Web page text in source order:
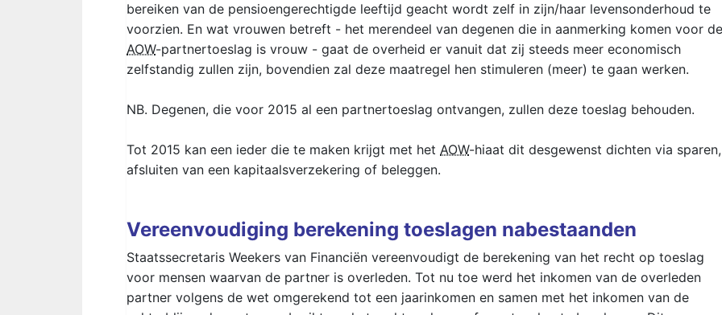
bereiken van de pensioengerechtigde leeftijd geacht wordt zelf in zijn/haar levensonderhoud te
voorzien. En wat vrouwen betreft - het merendeel van degenen die in aanmerking komen voor de
AOW-partnertoeslag is vrouw - gaat de overheid er vanuit dat zij steeds meer economisch
zelfstandig zullen zijn, bovendien zal deze maatregel hen stimuleren (meer) te gaan werken.
NB. Degenen, die voor 2015 al een partnertoeslag ontvangen, zullen deze toeslag behouden.
Tot 2015 kan een ieder die te maken krijgt met het AOW-hiaat dit desgewenst dichten via sparen,
afsluiten van een kapitaalsverzekering of beleggen.
Vereenvoudiging berekening toeslagen nabestaanden
Staatssecretaris Weekers van Financiën vereenvoudigt de berekening van het recht op toeslag
voor mensen waarvan de partner is overleden. Tot nu toe werd het inkomen van de overleden
partner volgens de wet omgerekend tot een jaarinkomen en samen met het inkomen van de